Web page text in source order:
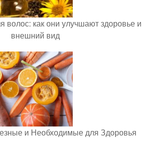
как они улучшают здоровье и
внешний вид
и Необходимые для Здоровья